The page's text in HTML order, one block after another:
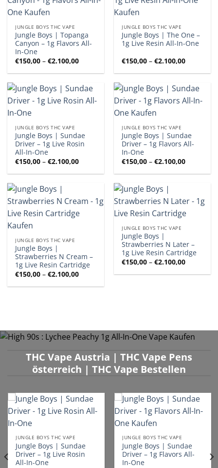
JUNGLE BOYS THC VAPE
Jungle Boys | Topanga
Canyon – 1g Flavors All-
In-One
€150,00 –€2.100,00Preisspanne:
bis
JUNGLE BOYS THC VAPE
Jungle Boys | The One –
1g Live Resin All-In-One
€150,00 –€2.100,00
bis
JUNGLE BOYS THC VAPE
Jungle Boys | Sundae
Driver – 1g Live Rosin
All-In-One
€150,00 –€2.100,00Preisspanne:
bis
JUNGLE BOYS THC VAPE
Jungle Boys | Sundae
Driver – 1g Flavors All-
In-One
€150,00 –€2.100,00
bis
JUNGLE BOYS THC VAPE
Jungle Boys |
Strawberries N Cream –
1g Live Resin Cartridge
€150,00 –€2.100,00Preisspanne:
bis
JUNGLE BOYS THC VAPE
Jungle Boys |
Strawberries N Later –
1g Live Resin Cartridge
€150,00 –€2.100,00
bis
THC Vape Austria | THC Vape Pens
österreich | THC Vape Bestellen
JUNGLE BOYS THC VAPE
Jungle Boys | Sundae
Driver – 1g Live Rosin
All-In-One
JUNGLE BOYS THC VAPE
Jungle Boys | Sundae
Driver – 1g Flavors All-
In-One